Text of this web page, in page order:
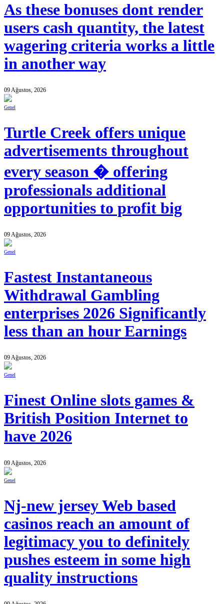
As these bonuses dont render
users cash quantity, the latest
wagering criteria works a little
in another way
09 Ağustos, 2026
Genel
Turtle Creek offers unique
advertisements throughout
every season � offering
professionals additional
opportunities to profit big
09 Ağustos, 2026
Genel
Fastest Instantaneous
Withdrawal Gambling
enterprises 2026 Significantly
less than an hour Earnings
09 Ağustos, 2026
Genel
Finest Online slots games &
British Position Internet to
have 2026
09 Ağustos, 2026
Genel
Nj-new jersey Web based
casinos reach an amount of
legitimacy you to definitely
pushes esteem in some high
quality instructions